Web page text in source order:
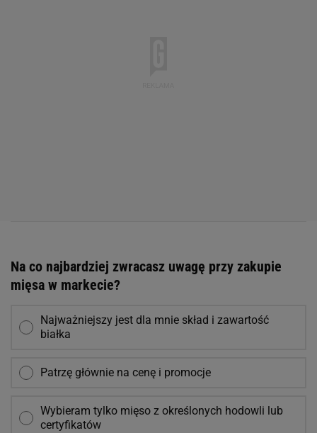
Na co najbardziej zwracasz uwagę przy zakupie
mięsa w markecie?
Najważniejszy jest dla mnie skład i zawartość
białka
Patrzę głównie na cenę i promocje
Wybieram tylko mięso z określonych hodowli lub
certyfikatów